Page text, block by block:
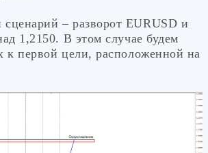
– разворот EURUSD и
1,2150. В этом случае будем
к первой цели, расположенной на